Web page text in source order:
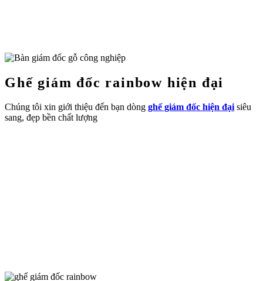
Ghế giám đốc rainbow hiện đại
Chúng tôi xin giới thiệu đến bạn dòng ghế giám đốc hiện đạisiêu
sang, đẹp bền chất lượng